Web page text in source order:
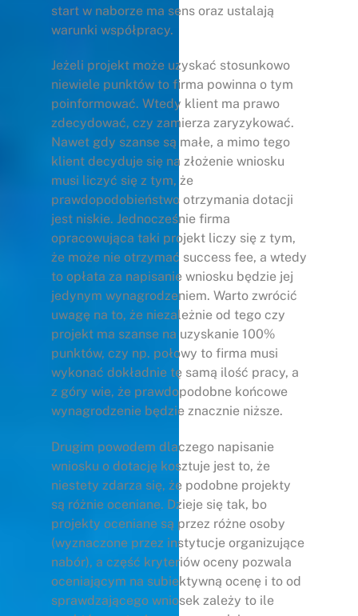
start w naborze ma sens oraz ustalają
warunki współpracy.
Jeżeli projekt może uzyskać stosunkowo
niewiele punktów to firma powinna o tym
poinformować. Wtedy klient ma prawo
zdecydować, czy zamierza zaryzykować.
Nawet gdy szanse są małe, a mimo tego
klient decyduje się na złożenie wniosku
musi liczyć się z tym, że
prawdopodobieństwo otrzymania dotacji
jest niskie. Jednocześnie firma
opracowująca taki projekt liczy się z tym,
że może nie otrzymać success fee, a wtedy
to opłata za napisanie wniosku będzie jej
jedynym wynagrodzeniem. Warto zwrócić
uwagę na to, że niezależnie od tego czy
projekt ma szanse na uzyskanie 100%
punktów, czy np. połowy to firma musi
wykonać dokładnie tę samą ilość pracy, a
z góry wie, że prawdopodobne końcowe
wynagrodzenie będzie znacznie niższe.
Drugim powodem dlaczego napisanie
wniosku o dotację kosztuje jest to, że
niestety zdarza się, że podobne projekty
są różnie oceniane. Dzieje się tak, bo
projekty oceniane są przez różne osoby
(wyznaczone przez instytucje organizujące
nabór), a część kryteriów oceny pozwala
oceniającym na subiektywną ocenę i to od
sprawdzającego wniosek zależy to ile